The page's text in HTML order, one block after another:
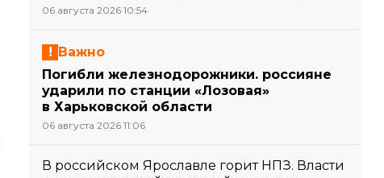
06 августа 2026 10:54
Важно
Погибли железнодорожники. россияне
ударили по станции «Лозовая»
в Харьковской области
06 августа 2026 11:06
В российском Ярославле горит НПЗ. Власти